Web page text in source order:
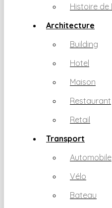
Histoire de
Architecture
Building
Hotel
Maison
Restaurant
Retail
Transport
Automobile
Vélo
Bateau